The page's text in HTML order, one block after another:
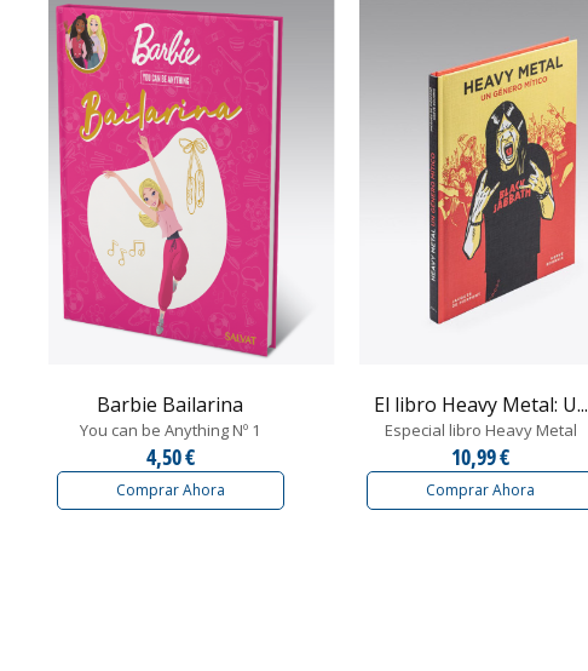
Barbie Bailarina
You can be Anything Nº 1
4,50 €
Comprar Ahora
El libro Heavy Metal: U...
Especial libro Heavy Metal
10,99 €
Comprar Ahora